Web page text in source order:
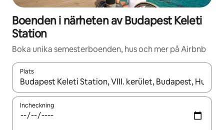
Boenden i närheten av Budapest Keleti
Station
Boka unika semesterboenden, hus och mer på Airbnb
Plats
När resultaten är tillgängliga kan du navigera med upp- och
Incheckning